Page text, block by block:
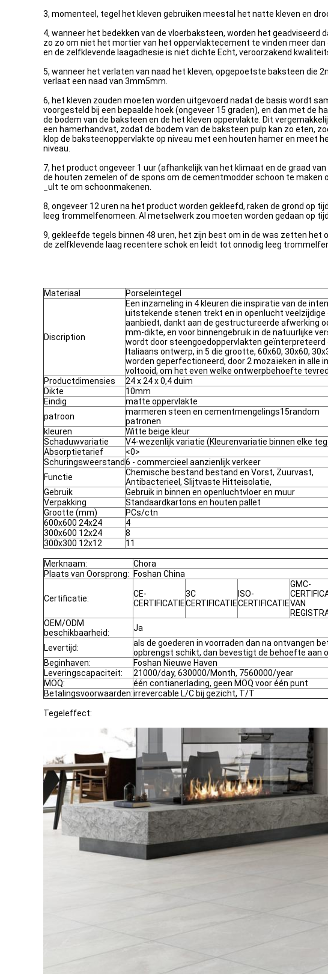
3, momenteel, tegel het kleven gebruiken meestal het natte kleven en
4, wanneer het bedekken van de vloerbaksteen, worden het
zo zo om niet het mortier van het oppervlaktecement te vinden meer
en de zelfklevende laagadhesie is niet dichte Echt, veroorzakend
5, wanneer het verlaten van naad het kleven, opgepoetste baksteen die
verlaat een naad van 3mm5mm.
6, het kleven zouden moeten worden uitgevoerd nadat de basis wordt
voorgesteld bij een bepaalde hoek (ongeveer 15 graden), en dan met de
de bodem van de baksteen en de het kleven oppervlakte. Dit
een hamerhandvat, zodat de bodem van de baksteen pulp kan zo eten,
klop de baksteenoppervlakte op niveau met een houten hamer en meet
niveau.
7, het product ongeveer 1 uur (afhankelijk van het klimaat en de graad
de houten zemelen of de spons om de cementmodder schoon te maken
_ult te om schoonmakenen.
8, ongeveer 12 uren na het product worden gekleefd, raken de grond op
leeg trommelfenomeen. Al metselwerk zou moeten worden gedaan op
9, gekleefde tegels binnen 48 uren, het zijn best om in de was zetten
de zelfklevende laag recentere schok en leidt tot onnodig leeg
Materiaal Porseleintegel
Discription
Een inzameling in 4 kleuren die inspiratie van de
uitstekende stenen trekt en in openlucht veelzijdige
aanbiedt, dankt aan de gestructureerde afwerking
mm-dikte, en voor binnengebruik in de natuurlijke
wordt door steengoedoppervlakten geïnterpreteerd
Italiaans ontwerp, in 5 die grootte, 60x60, 30x60,
worden geperfectioneerd, door 2 mozaïeken in alle
voltooid, om het even welke ontwerpbehoefte
Productdimensies
24 x 24 x 0,4 duim
Dikte
10mm
Eindig
matte oppervlakte
patroon
marmeren steen en cementmengelings15random
patronen
kleuren
Witte beige kleur
Schaduwvariatie
V4-wezenlijk variatie (Kleurenvariatie binnen elke
Absorptietarief
<0>
Schuringsweerstand6 - commercieel aanzienlijk verkeer
Functie
Chemische bestand bestand en Vorst, Zuurvast,
Antibacterieel, Slijtvaste Hitteisolatie,
Gebruik
Gebruik in binnen en openluchtvloer en muur
Verpakking
Standaardkartons en houten pallet
Grootte (mm)
PCs/ctn
600x600 24x24
4
300x600 12x24
8
300x300 12x12
11
Merknaam:
Chora
Plaats van Oorsprong:
Foshan China
Certificatie:
CE-
CERTIFICATIE
3C
CERTIFICATIE
ISO-
CERTIFICATIE
GMC-
VAN
OEM/ODM
beschikbaarheid:
Ja
Levertijd:
als de goederen in voorraden dan na ontvangen
opbrengst schikt, dan bevestigt de behoefte aan
Beginhaven:
Foshan Nieuwe Haven
Leveringscapaciteit:
21000/day, 630000/Month, 7560000/year
MOQ:
één contianerlading, geen MOQ voor één punt
Betalingsvoorwaarden:irrevercable L/C bij gezicht, T/T
Tegeleffect: